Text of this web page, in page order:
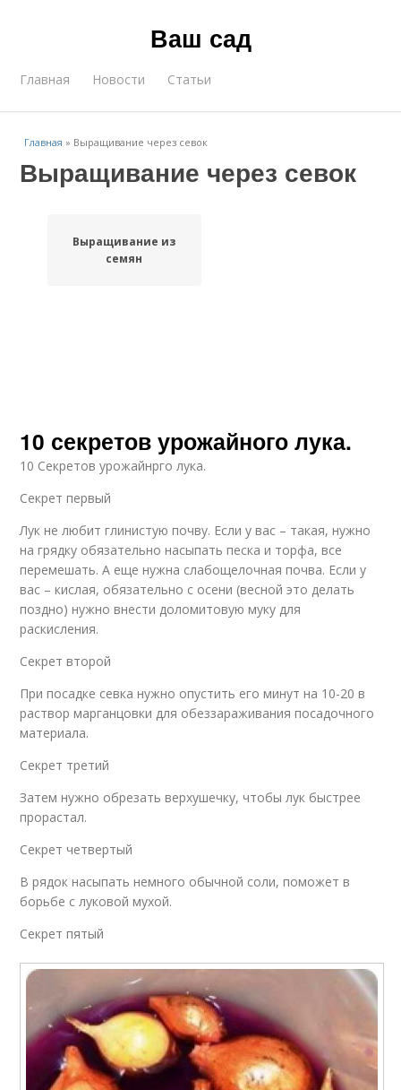
Ваш сад
Главная Новости Статьи
Главная » Выращивание через севок
Выращивание через севок
Выращивание из
семян
10 секретов урожайного лука.
10 Секретов урожайнрго лука.
Секрет первый
Лук не любит глинистую почву. Если у вас – такая, нужно
на грядку обязательно насыпать песка и торфа, все
перемешать. А еще нужна слабощелочная почва. Если у
вас – кислая, обязательно с осени (весной это делать
поздно) нужно внести доломитовую муку для
раскисления.
Секрет второй
При посадке севка нужно опустить его минут на 10-20 в
раствор марганцовки для обеззараживания посадочного
материала.
Секрет третий
Затем нужно обрезать верхушечку, чтобы лук быстрее
прорастал.
Секрет четвертый
В рядок насыпать немного обычной соли, поможет в
борьбе с луковой мухой.
Секрет пятый